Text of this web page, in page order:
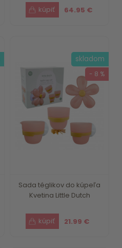
64.95 €
Sada téglikov do kúpeľa
Kvetina Little Dutch
21.99 €
skladom
- 8 %